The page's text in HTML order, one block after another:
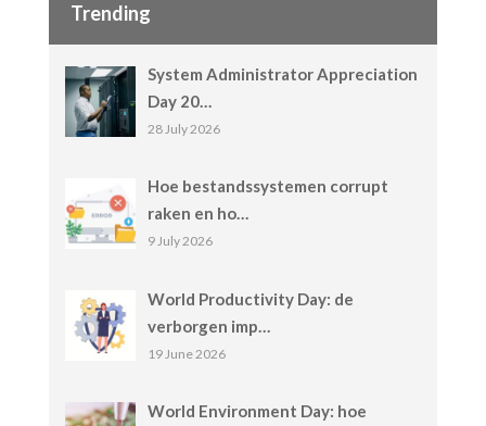
Trending
System Administrator Appreciation
Day 20…
28 July 2026
Hoe bestandssystemen corrupt
raken en ho…
9 July 2026
World Productivity Day: de
verborgen imp…
19 June 2026
World Environment Day: hoe